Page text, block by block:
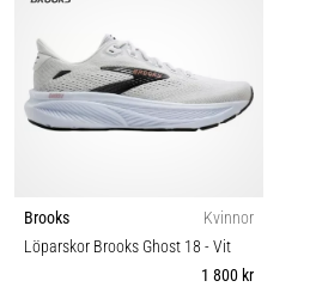
Brooks
Kvinnor
Löparskor Brooks Ghost 18 - Vit
1 800 kr